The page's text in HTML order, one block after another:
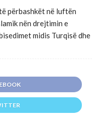
përbashkët në luftën
nën drejtimin e
midis Turqisë dhe